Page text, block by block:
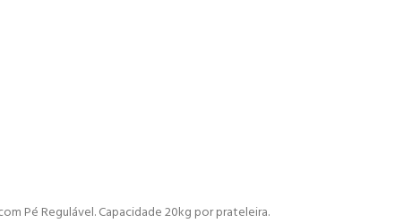
Pé Regulável. Capacidade 20kg por prateleira.